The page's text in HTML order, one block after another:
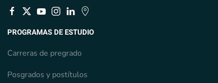
PROGRAMAS DE ESTUDIO
Carreras de pregrado
Posgrados y postítulos